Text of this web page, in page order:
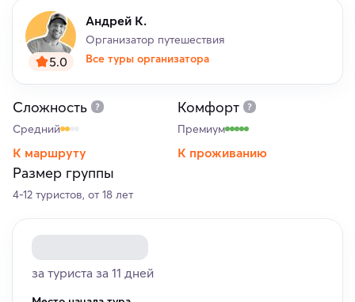
5.0
Андрей К.
Организатор путешествия
Все туры организатора
Сложность
Средний
К маршруту
Комфорт
Премиум
К проживанию
Размер группы
4-12 туристов, от 18 лет
за туриста за 11 дней